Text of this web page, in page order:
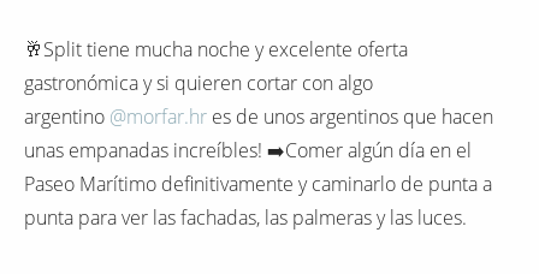
🥂Split tiene mucha noche y excelente oferta
gastronómica y si quieren cortar con algo
argentino @morfar.hr es de unos argentinos que hacen
unas empanadas increíbles! ➡️Comer algún día en el
Paseo Marítimo definitivamente y caminarlo de punta a
punta para ver las fachadas, las palmeras y las luces.